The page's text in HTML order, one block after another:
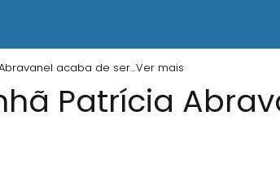
acaba de ser…Ver mais
Patrícia